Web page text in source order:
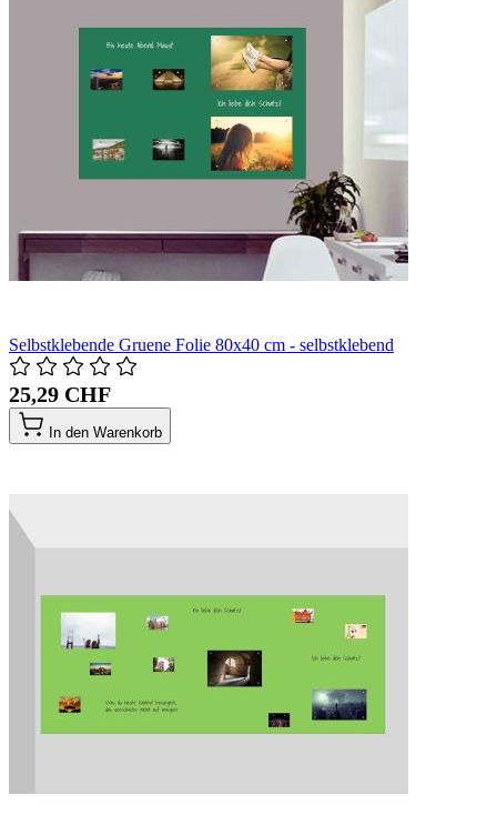
Selbstklebende Gruene Folie 80x40 cm - selbstklebend
25,29 CHF
In den Warenkorb